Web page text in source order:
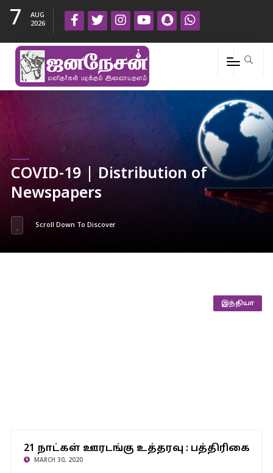
7
AUG
2026
COVID-19 | Distribution of
Newspapers
Scroll Down To Discover
அனுமதிக்க வேண்டும் – மத்திய உள்துறை அமைச்சக செயலாளர்
உத்தரவு.!
இந்தியா
21 நாட்கள் ஊரடங்கு உத்தரவு : பத்திரிகைகள்
MARCH 30, 2020